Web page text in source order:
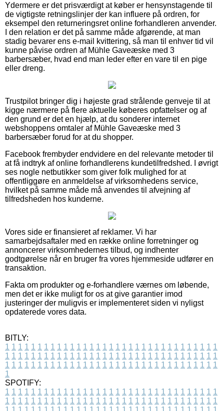
Ydermere er det prisværdigt at køber er hensynstagende til
de vigtigste retningslinjer der kan influere på ordren, for
eksempel den returneringsret online forhandleren anvender.
I den relation er det på samme måde afgørende, at man
stadig bevarer ens e-mail kvittering, så man til enhver tid vil
kunne påvise ordren af Mühle Gaveæske med 3
barbersæber, hvad end man leder efter en vare til en pige
eller dreng.
Trustpilot bringer dig i højeste grad strålende genveje til at
kigge nærmere på flere aktuelle køberes opfattelser og af
den grund er det en hjælp, at du sonderer internet
webshoppens omtaler af Mühle Gaveæske med 3
barbersæber forud for at du shopper.
Facebook frembyder endvidere en del relevante metoder til
at få indtryk af online forhandlerens kundetilfredshed. I øvrigt
ses nogle netbutikker som giver folk mulighed for at
offentliggøre en anmeldelse af virksomhedens service,
hvilket på samme måde må anvendes til afvejning af
tilfredsheden hos kunderne.
Vores side er finansieret af reklamer. Vi har
samarbejdsaftaler med en række online forretninger og
annoncerer virksomhedernes tilbud, og indhenter
godtgørelse når en bruger fra vores hjemmeside udfører en
transaktion.
Fakta om produkter og e-forhandlere værnes om løbende,
men det er ikke muligt for os at give garantier imod
justeringer der muligvis er implementeret siden vi nyligst
opdaterede vores data.
BITLY:
1 1 1 1 1 1 1 1 1 1 1 1 1 1 1 1 1 1 1 1 1 1 1 1 1 1 1 1 1 1 1 1 1
1 1 1 1 1 1 1 1 1 1 1 1 1 1 1 1 1 1 1 1 1 1 1 1 1 1 1 1 1 1 1 1 1
1 1 1 1 1 1 1 1 1 1 1 1 1 1 1 1 1 1 1 1 1 1 1 1 1 1 1 1 1 1 1 1 1
1
SPOTIFY:
1 1 1 1 1 1 1 1 1 1 1 1 1 1 1 1 1 1 1 1 1 1 1 1 1 1 1 1 1 1 1 1 1
1 1 1 1 1 1 1 1 1 1 1 1 1 1 1 1 1 1 1 1 1 1 1 1 1 1 1 1 1 1 1 1 1